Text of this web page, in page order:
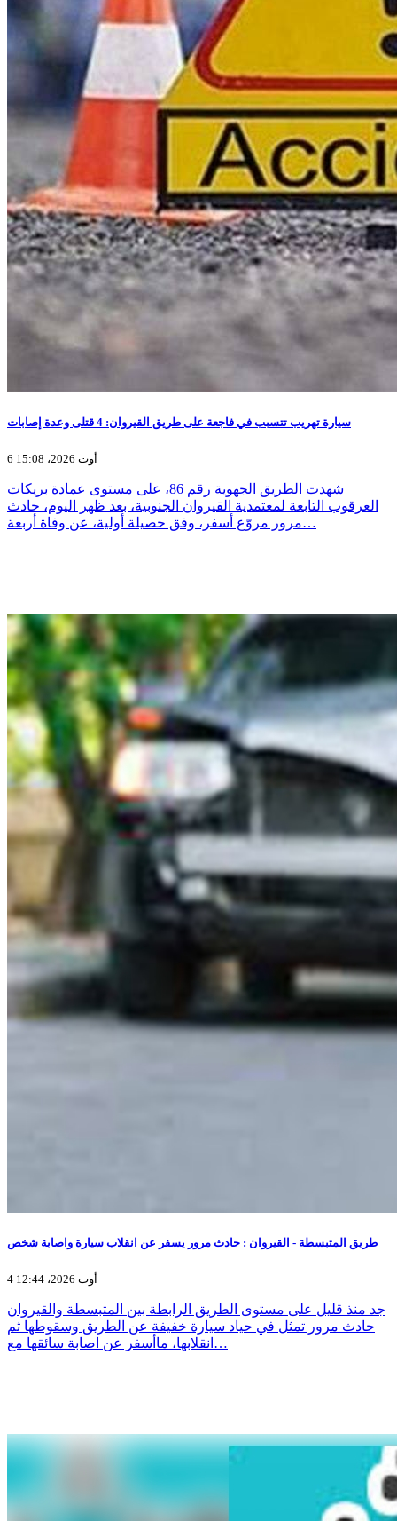
سيارة تهريب تتسبب في فاجعة على طريق القيروان: 4 قتلى وعدة إصابات
6 أوت 2026، 15:08
شهدت الطريق الجهوية رقم 86، على مستوى عمادة بريكات
العرقوب التابعة لمعتمدية القيروان الجنوبية، بعد ظهر اليوم، حادث
مرور مروّع أسفر، وفق حصيلة أولية، عن وفاة أربعة…
طريق المتبسطة - القيروان : حادث مرور يسفر عن انقلاب سيارة واصابة شخص
4 أوت 2026، 12:44
جد منذ قليل على مستوى الطريق الرابطة بين المتبسطة والقيروان
حادث مرور تمثل في حياد سيارة خفيفة عن الطريق وسقوطها ثم
انقلابها، ماأسفر عن اصابة سائقها مع…